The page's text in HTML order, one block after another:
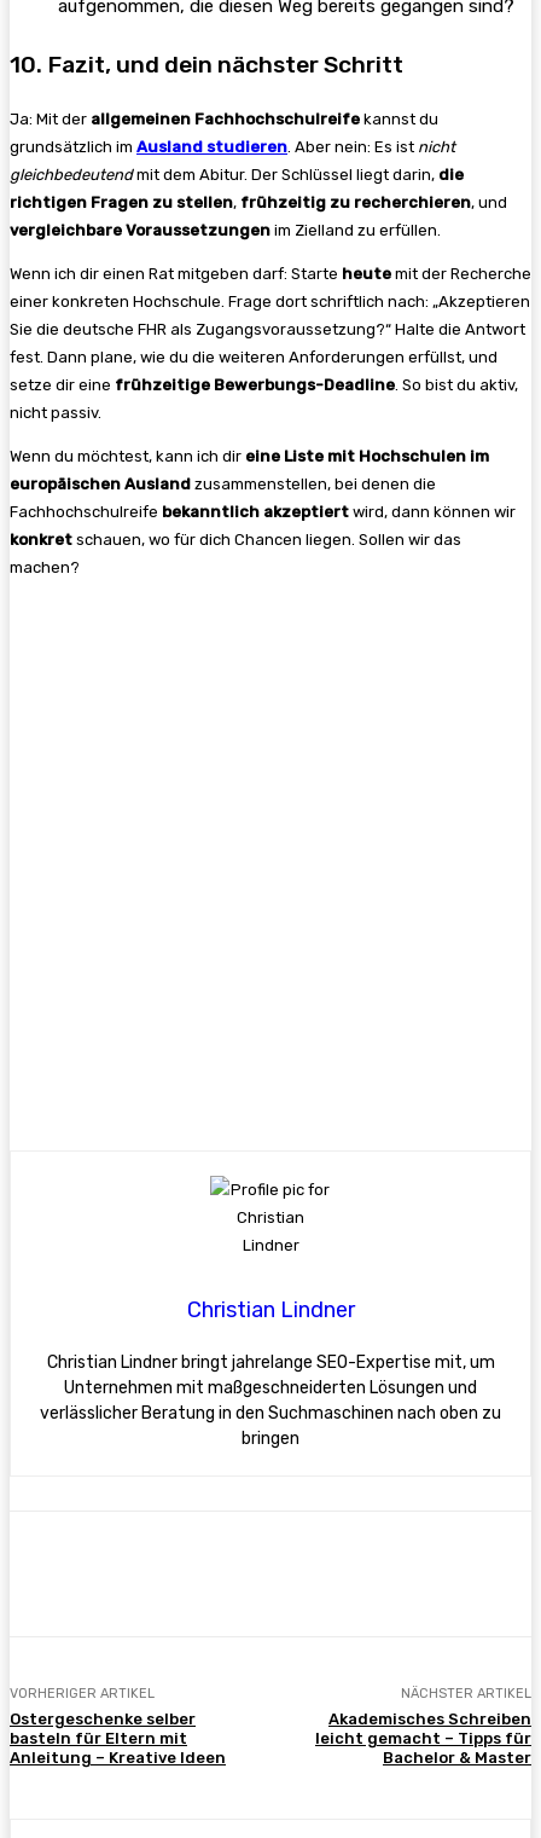
aufgenommen, die diesen Weg bereits gegangen sind?
10. Fazit, und dein nächster Schritt
Ja: Mit der allgemeinen Fachhochschulreife kannst du
grundsätzlich im Ausland studieren . Aber nein: Es ist nicht
gleichbedeutendmit dem Abitur. Der Schlüssel liegt darin, die
richtigen Fragen zu stellen, frühzeitig zu recherchieren, und
vergleichbare Voraussetzungen im Zielland zu erfüllen.
Wenn ich dir einen Rat mitgeben darf: Starte heute mit der Recherche
einer konkreten Hochschule. Frage dort schriftlich nach: „Akzeptieren
Sie die deutsche FHR als Zugangs­voraussetzung?“ Halte die Antwort
fest. Dann plane, wie du die weiteren Anforderungen erfüllst, und
setze dir eine frühzeitige Bewerbungs-Deadline . So bist du aktiv,
nicht passiv.
Wenn du möchtest, kann ich dir eine Liste mit Hochschulen im
europäischen Ausland zusammenstellen, bei denen die
Fachhochschulreife bekanntlich akzeptiert wird, dann können wir
konkret schauen, wo für dich Chancen liegen. Sollen wir das
machen?
Christian Lindner
Christian Lindner bringt jahrelange SEO-Expertise mit, um
Unternehmen mit maßgeschneiderten Lösungen und
verlässlicher Beratung in den Suchmaschinen nach oben zu
bringen
VORHERIGER ARTIKEL
Ostergeschenke selber
basteln für Eltern mit
Anleitung – Kreative Ideen
NÄCHSTER ARTIKEL
Akademisches Schreiben
leicht gemacht – Tipps für
Bachelor & Master